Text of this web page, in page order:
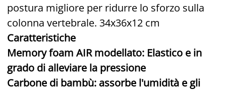
postura migliore per ridurre lo sforzo sulla
colonna vertebrale. 34x36x12 cm
Caratteristiche
Memory foam AIR modellato: Elastico e in
grado di alleviare la pressione
Carbone di bambù: assorbe l'umidità e gli